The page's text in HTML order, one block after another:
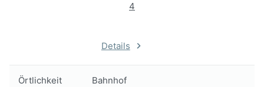
4
Details
Örtlichkeit Bahnhof